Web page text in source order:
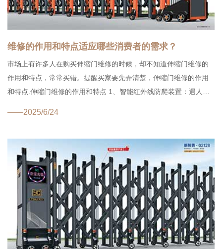
维修的作用和特点适应哪些消费者的需求？
市场上有许多人在购买伸缩门维修的时候，却不知道伸缩门维修的
作用和特点，常常买错。提醒买家要先弄清楚，伸缩门维修的作用
和特点.伸缩门维修的作用和特点 1、智能红外线防爬装置：遇人爬
——2025/6/24